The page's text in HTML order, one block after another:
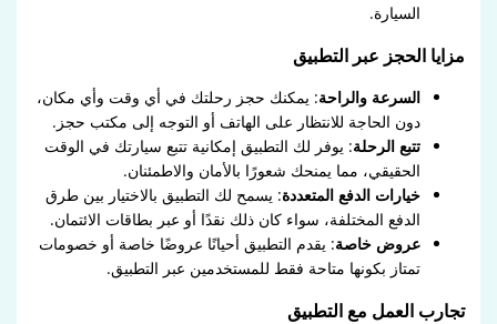
السيارة.
مزايا الحجز عبر التطبيق
السرعة والراحة: يمكنك حجز رحلتك في أي وقت وأي مكان،
دون الحاجة للانتظار على الهاتف أو التوجه إلى مكتب حجز.
تتبع الرحلة: يوفر لك التطبيق إمكانية تتبع سيارتك في الوقت
الحقيقي، مما يمنحك شعورًا بالأمان والاطمئنان.
خيارات الدفع المتعددة: يسمح لك التطبيق بالاختيار بين طرق
الدفع المختلفة، سواء كان ذلك نقدًا أو عبر بطاقات الائتمان.
عروض خاصة: يقدم التطبيق أحيانًا عروضًا خاصة أو خصومات
تمتاز بكونها متاحة فقط للمستخدمين عبر التطبيق.
تجارب العمل مع التطبيق